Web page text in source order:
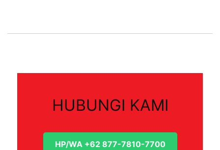
HUBUNGI KAMI
HP/WA +62 877-7810-7700